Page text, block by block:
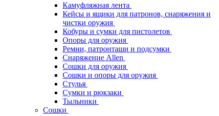
Камуфляжная лента
Кейсы и ящики для патронов, снаряжения и
чистки оружия
Кобуры и сумки для пистолетов
Опоры для оружия
Ремни, патронташи и подсумки
Снаряжение Allen
Сошки для оружия
Сошки и опоры для оружия
Стулья
Сумки и рюкзаки
Тыльники
Сошки